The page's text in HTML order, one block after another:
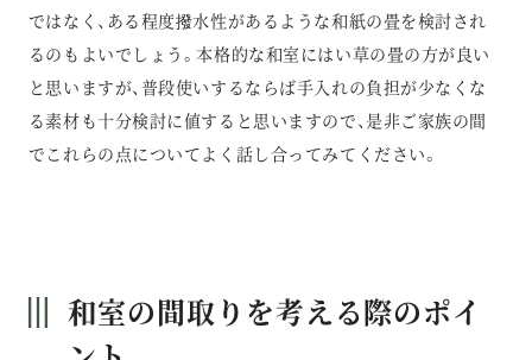
ではなく、ある程度撥水性があるような和紙の畳を検討され
るのもよいでしょう。本格的な和室にはい草の畳の方が良い
と思いますが、普段使いするならば手入れの負担が少なくな
る素材も十分検討に値すると思いますので、是非ご家族の間
でこれらの点についてよく話し合ってみてください。
和室の間取りを考える際のポイ